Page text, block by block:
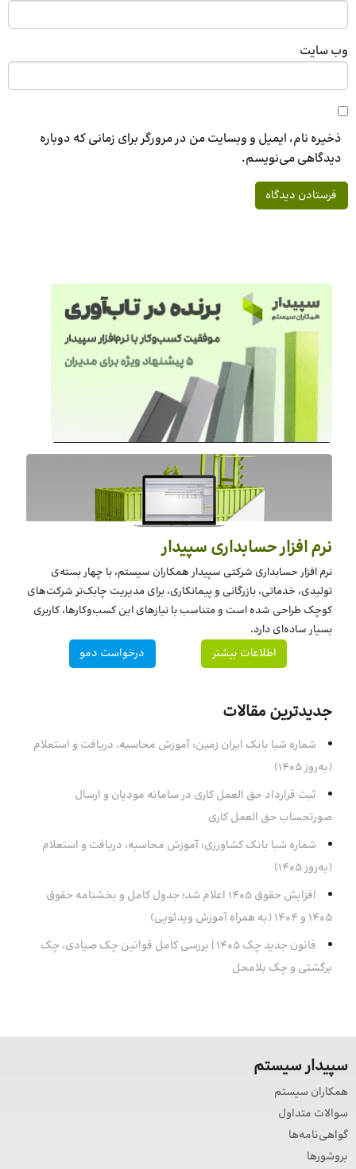
وب‌ سایت
ذخیره نام، ایمیل و وبسایت من در مرورگر برای زمانی که دوباره
دیدگاهی می‌نویسم.
نرم افزار حسابداری سپیدار
نرم افزار حسابداری شرکتی سپیدار همکاران سیستم، با چهار بسته‌‌ی
تولیدی، خدماتی، بازرگانی و پیمانکاری، برای مدیریت چابک‌تر شرکت‌های
کوچک طراحی شده است و متناسب با نیازهای این کسب‌وکارها، کاربری
بسیار ساده‌ای دارد.
اطلاعات بیشتر
درخواست دمو
جدیدترین مقالات
شماره شبا بانک ایران زمین: آموزش محاسبه، دریافت و استعلام
(به‌روز ۱۴۰۵)
ثبت قرارداد حق العمل کاری در سامانه مودیان و ارسال
صورتحساب حق العمل کاری
شماره شبا بانک کشاورزی: آموزش محاسبه، دریافت و استعلام
(به‌روز ۱۴۰۵)
افزایش حقوق 1405 اعلام شد؛ جدول کامل و بخشنامه حقوق
1405 و 1404 (به همراه آموزش ویدئویی)
قانون جدید چک ۱۴۰۵ | بررسی کامل قوانین چک صیادی، چک
برگشتی و چک بلامحل
سپیدار سیستم
همکاران سیستم
سوالات متداول
گواهی‌نامه‌ها
بروشورها